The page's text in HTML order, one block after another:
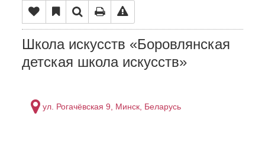
Школа искусств «Боровлянская
детская школа искусств»
ул. Рогачёвская 9, Минск, Беларусь